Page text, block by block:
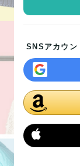
SNSアカウン